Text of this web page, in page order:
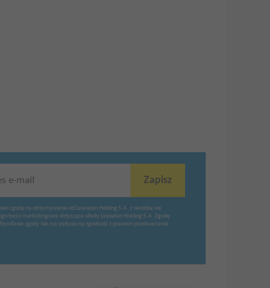
e-mail Zapisz
zgodę na otrzymywanie od Lewiatan Holding S.A. z siedzibą we
treści marketingowe dotyczące oferty Lewiatan Holding S.A. Zgodę
zgody nie ma wpływu na zgodność z prawem przetwarzania